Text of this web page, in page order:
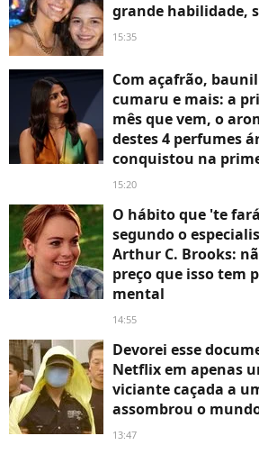
grande habilidade,
15:35
Com açafrão,
cumaru e mais: a
mês que vem, o
destes 4 perfumes
conquistou na
15:20
O hábito que 'te
segundo o
Arthur C. Brooks:
preço que isso tem
mental
14:55
Devorei esse
Netflix em apenas
viciante caçada a
assombrou o
13:47